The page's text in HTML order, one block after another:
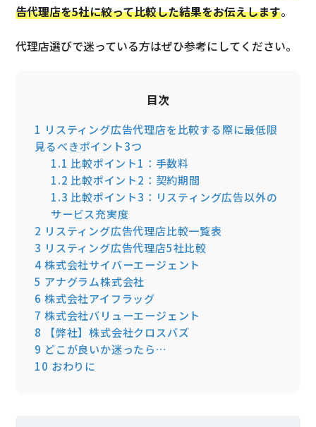
告代理店を5社に絞って比較した結果をお伝えします。
代理店選びで迷っている方はぜひ参考にしてください。
目次
1 リスティング広告代理店を比較する際に最低限
見るべきポイント3つ
1.1 比較ポイント1：手数料
1.2 比較ポイント2：契約期間
1.3 比較ポイント3：リスティング広告以外の
サービス充実度
2 リスティング広告代理店比較一覧表
3 リスティング広告代理店5社比較
4株式会社サイバーエージェント
5 アナグラム株式会社
6 株式会社アイフラッグ
7 株式会社バリューエージェント
8
【弊社】株式会社クロスバズ
9 どこが良いか迷ったら…
10 おわりに